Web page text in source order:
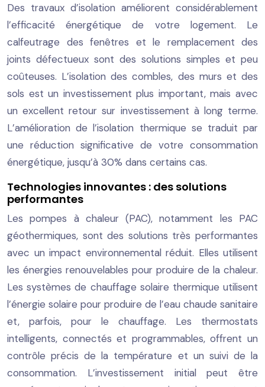
Des travaux d’isolation améliorent considérablement
l’efficacité énergétique de votre logement. Le
calfeutrage des fenêtres et le remplacement des
joints défectueux sont des solutions simples et peu
coûteuses. L’isolation des combles, des murs et des
sols est un investissement plus important, mais avec
un excellent retour sur investissement à long terme.
L’amélioration de l’isolation thermique se traduit par
une réduction significative de votre consommation
énergétique, jusqu’à 30% dans certains cas.
Technologies innovantes : des solutions
performantes
Les pompes à chaleur (PAC), notamment les PAC
géothermiques, sont des solutions très performantes
avec un impact environnemental réduit. Elles utilisent
les énergies renouvelables pour produire de la chaleur.
Les systèmes de chauffage solaire thermique utilisent
l’énergie solaire pour produire de l’eau chaude sanitaire
et, parfois, pour le chauffage. Les thermostats
intelligents, connectés et programmables, offrent un
contrôle précis de la température et un suivi de la
consommation. L’investissement initial peut être